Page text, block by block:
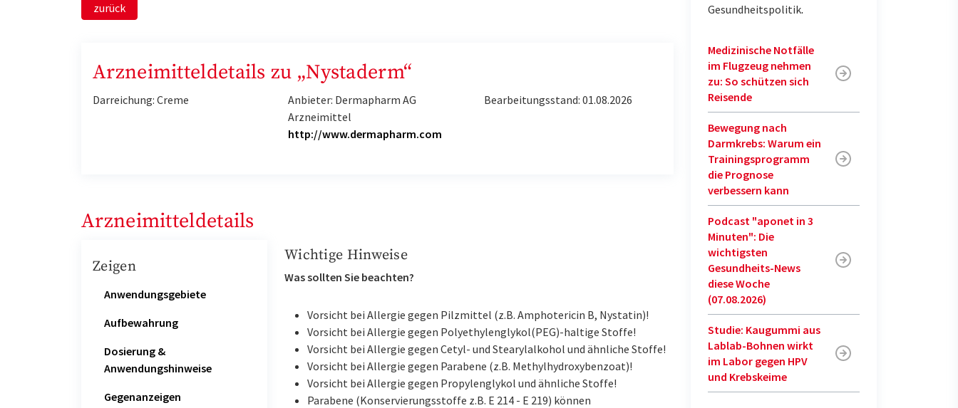
zurück
Arzneimitteldetails zu „Nystaderm“
Darreichung: Creme
Anbieter: Dermapharm AG
Arzneimittel
http://www.dermapharm.com
Bearbeitungsstand: 01.08.2026
Arzneimitteldetails
Zeigen
Anwendungsgebiete
Aufbewahrung
Dosierung &
Anwendungshinweise
Gegenanzeigen
Wichtige Hinweise
Was sollten Sie beachten?
Vorsicht bei Allergie gegen Pilzmittel (z.B. Amphotericin B, Nystatin)!
Vorsicht bei Allergie gegen Polyethylenglykol(PEG)-haltige Stoffe!
Vorsicht bei Allergie gegen Cetyl- und Stearylalkohol und ähnliche Stoffe!
Vorsicht bei Allergie gegen Parabene (z.B. Methylhydroxybenzoat)!
Vorsicht bei Allergie gegen Propylenglykol und ähnliche Stoffe!
Parabene (Konservierungsstoffe z.B. E 214 - E 219) können
Gesundheitspolitik.
Medizinische Notfälle
im Flugzeug nehmen
zu: So schützen sich
Reisende
Bewegung nach
Darmkrebs: Warum ein
Trainingsprogramm
die Prognose
verbessern kann
Podcast "aponet in 3
Minuten": Die
wichtigsten
Gesundheits-News
diese Woche
(07.08.2026)
Studie: Kaugummi aus
Lablab-Bohnen wirkt
im Labor gegen HPV
und Krebskeime